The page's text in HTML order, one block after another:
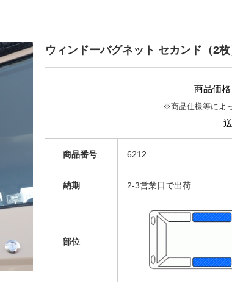
ウィンドーバグネット セカンド（2枚
商品価格
※商品仕様等によ
商品番号 6212
納期 2-3営業日で出荷
部位